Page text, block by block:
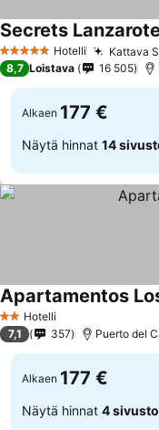
5 Tähtiluokitus
Hotelli Kattava
Secrets
8,7 Loistava 16 505
Alkaen 177 €
Näytä hinnat 14
2 Tähtiluokitus
Hotelli
Apartamentos
7,1 357 Puerto del
Alkaen 177 €
Näytä hinnat 4